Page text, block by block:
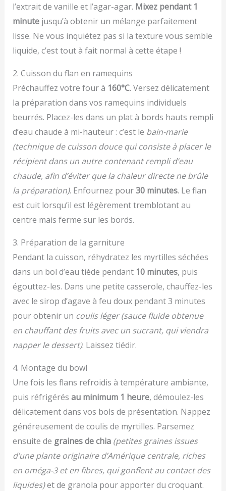
l’extrait de vanille et l’agar-agar. Mixez pendant 1
minutejusqu’à obtenir un mélange parfaitement
lisse. Ne vous inquiétez pas si la texture vous semble
liquide, c’est tout à fait normal à cette étape !
2. Cuisson du flan en ramequins
Préchauffez votre four à 160°C. Versez délicatement
la préparation dans vos ramequins individuels
beurrés. Placez-les dans un plat à bords hauts rempli
d’eau chaude à mi-hauteur : c’est le bain-marie
(technique de cuisson douce qui consiste à placer le
récipient dans un autre contenant rempli d’eau
chaude, afin d’éviter que la chaleur directe ne brûle
la préparation). Enfournez pour30 minutes. Le flan
est cuit lorsqu’il est légèrement tremblotant au
centre mais ferme sur les bords.
3. Préparation de la garniture
Pendant la cuisson, réhydratez les myrtilles séchées
dans un bol d’eau tiède pendant 10 minutes, puis
égouttez-les. Dans une petite casserole, chauffez-les
avec le sirop d’agave à feu doux pendant 3 minutes
pour obtenir un coulis léger (sauce fluide obtenue
en chauffant des fruits avec un sucrant, qui viendra
napper le dessert). Laissez tiédir.
4. Montage du bowl
Une fois les flans refroidis à température ambiante,
puis réfrigérés au minimum 1 heure, démoulez-les
délicatement dans vos bols de présentation. Nappez
généreusement de coulis de myrtilles. Parsemez
ensuite de graines de chia (petites graines issues
d’une plante originaire d’Amérique centrale, riches
en oméga-3 et en fibres, qui gonflent au contact des
liquides)et de granola pour apporter du croquant.